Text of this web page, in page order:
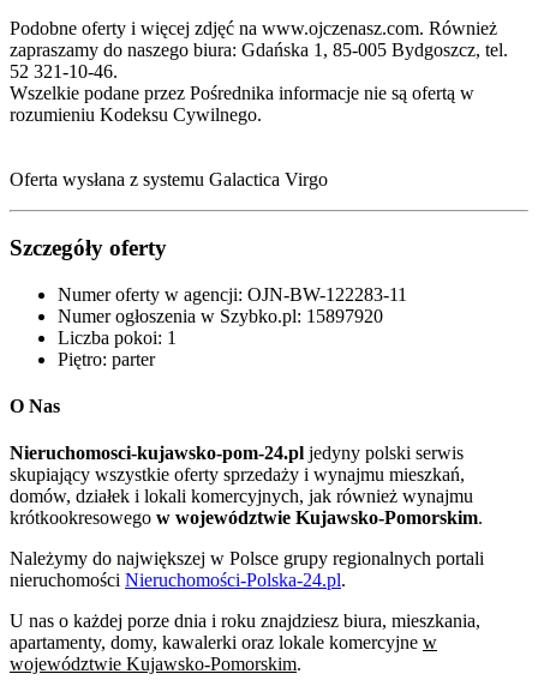
Podobne oferty i więcej zdjęć na www.ojczenasz.com. Również
zapraszamy do naszego biura: Gdańska 1, 85-005 Bydgoszcz‎, tel.
52 321-10-46.
Wszelkie podane przez Pośrednika informacje nie są ofertą w
rozumieniu Kodeksu Cywilnego.
Oferta wysłana z systemu Galactica Virgo
Szczegóły oferty
Numer oferty w agencji: OJN-BW-122283-11
Numer ogłoszenia w Szybko.pl: 15897920
Liczba pokoi: 1
Piętro: parter
O Nas
Nieruchomosci-kujawsko-pom-24.pl jedyny polski serwis
skupiający wszystkie oferty sprzedaży i wynajmu mieszkań,
domów, działek i lokali komercyjnych, jak również wynajmu
krótkookresowego w województwie Kujawsko-Pomorskim.
Należymy do największej w Polsce grupy regionalnych portali
nieruchomości Nieruchomości-Polska-24.pl.
U nas o każdej porze dnia i roku znajdziesz biura, mieszkania,
apartamenty, domy, kawalerki oraz lokale komercyjne w
województwie Kujawsko-Pomorskim.